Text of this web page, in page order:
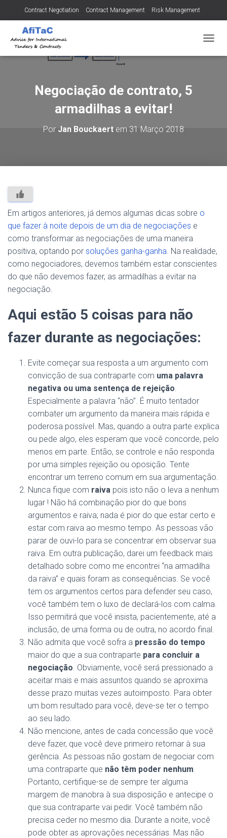
Contract Negotiation Contract Management Risk Management
Tendering for Contracts
L
Negociação de contrato, 5
armadilhas a evitar!
Por Jan Bouckaert em 31 Março 2018
Em artigos anteriores, já demos algumas dicas sobre o
que fazer à noite depois de um dia de negociações e
como transformar as negociações de uma maneira
positiva, optando por soluções ganha-ganha. Na realidade,
como negociadores, devemos também estar conscientes
do que não devemos fazer, as armadilhas a evitar na
negociação.
Aqui estão 5 coisas para não
fazer durante as negociações:
Evite começar sua resposta a um argumento com
convicção de sua contraparte com uma palavra
negativa ou uma sentença de rejeição.
Especialmente a palavra “não”. É muito tentador
combater um argumento da maneira mais rápida e
poderosa possível. Mas, quando a outra parte explica
ou pede algo, eles esperam que você concorde, pelo
menos em parte. Então, se controle e não responda
por uma simples rejeição ou oposição. Tente
encontrar um terreno comum em sua argumentação.
Nunca fique com raiva pois isto não o leva a nenhum
lugar ! Não há combinação pior do que bons
argumentos e raiva; nada é pior do que estar certo e
estar com raiva ao mesmo tempo. As pessoas vão
parar de ouvi-lo para se concentrar em observar sua
raiva. Em outra publicação, darei um feedback mais
detalhado sobre como me encontrei “na armadilha
da raiva” e quais foram as consequências. Se você
tem os argumentos certos para defender seu caso,
você também tem o luxo de declará-los com calma.
Isso permitirá que você insista, pacientemente, até a
inclusão, de uma forma ou de outra, no acordo final.
Não admita que você sofra a pressão do tempo
maior do que a sua contraparte para concluir a
negociação. Obviamente, você será pressionado a
aceitar mais e mais assuntos quando se aproxima
desse prazo muitas vezes autoimposto. Para obter
um bom resultado para você, deve-se ter o tempo
ao seu lado.
Não mencione, antes de cada concessão que você
deve fazer, que você deve primeiro retornar à sua
gerência. As pessoas não gostam de negociar com
uma contraparte que não têm poder nenhum.
Portanto, certifique-se de sempre ter alguma
margem de manobra à sua disposição e antecipe o
que sua contraparte vai pedir. Você também não
precisa ceder no mesmo dia. Durante a noite, você
pode obter as aprovações necessárias. Mas não